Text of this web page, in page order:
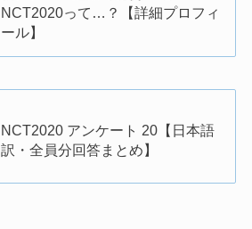
NCT2020って…？【詳細プロフィ
ール】
NCT2020 アンケート 20【日本語
訳・全員分回答まとめ】